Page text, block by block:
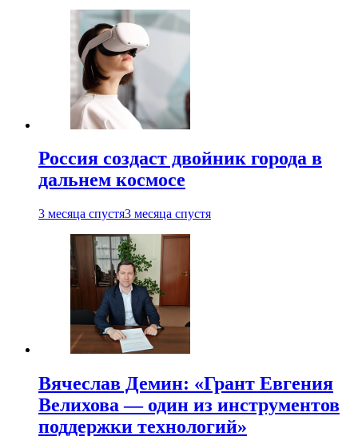
Россия создаст двойник города в
дальнем космосе
3 месяца спустя3 месяца спустя
Вячеслав Демин: «Грант Евгения
Велихова — один из инструментов
поддержки технологий»